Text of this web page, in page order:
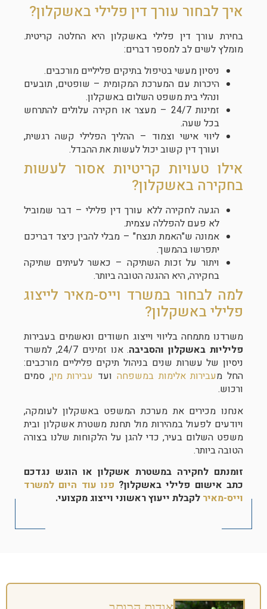
איך לבחור עורך דין פלילי באשקלון?
בחירת עורך דין פלילי באשקלון היא החלטה קריטית.
מומלץ לשים לב למספר דברים:
ניסיון מעשי בטיפול בתיקים פליליים מורכבים.
היכרות עם המערכת המקומית – שופטים, תובעים
ונהלי בית משפט השלום באשקלון.
זמינות 24/7 – מעצר או חקירה עלולים להתרחש
בכל שעה.
ליווי אישי וצמוד – ההליך הפלילי קשה רגשית,
ועורך דין קשוב יכול לעשות את ההבדל.
אילו טעויות קריטיות אסור לעשות
בחקירה באשקלון?
הגעה לחקירה ללא עורך דין פלילי – דבר שמוביל
לא פעם להפללה עצמית.
אמונה ש"האמת תנצח" – מבלי להבין כיצד דבריכם
יתפרשו בהמשך.
ויתור על זכות השתיקה – כאשר לעיתים שתיקה
בחקירה, היא ההגנה הטובה ביותר.
למה לבחור במשרד וייס-מאיר לייצוג
פלילי באשקלון?
משרדנו מתמחה בליווי וייצוג חשודים ונאשמים בעבירות
פליליות באשקלון והסביבה
. אנו זמינים 24/7, למשרד
ניסיון של עשרות שנים בניהול תיקים פליליים מורכבים:
החל מעבירות אלימות במשפחה ועד עבירות מין, סמים
ורכוש.
אנחנו מכירים את מערכת המשפט באשקלון לעומקה,
ויודעים לפעול במהירות מול תחנת משטרת אשקלון ובית
משפט השלום בעיר, כדי להגן על הלקוחות שלנו בצורה
הטובה ביותר.
זומנתם לחקירה במשטרת אשקלון או הוגש נגדכם
כתב אישום פלילי באשקלון? פנו עוד היום למשרד
וייס-מאיר לקבלת ייעוץ ראשוני וייצוג מקצועי.